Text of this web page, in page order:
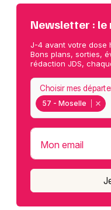
Newsletter : le
J-4 avant votre dose
Bons plans, sorties,
rédaction JDS,
57 - Moselle
Choisir mes
Mon email